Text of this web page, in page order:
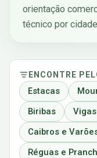
orientação
técnico por
ENCONTRE
Estacas
Biribas
Caibros e
Réguas e